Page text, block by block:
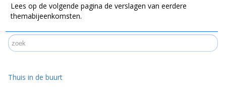
Lees op de volgende pagina de verslagen van eerdere
themabijeenkomsten.
Thuis in de buurt